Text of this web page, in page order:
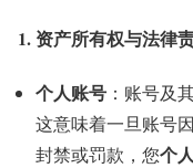
1. 资产所有权与法律
个人账号 ：账号及
这意味着一旦账号
封禁或罚款，您个